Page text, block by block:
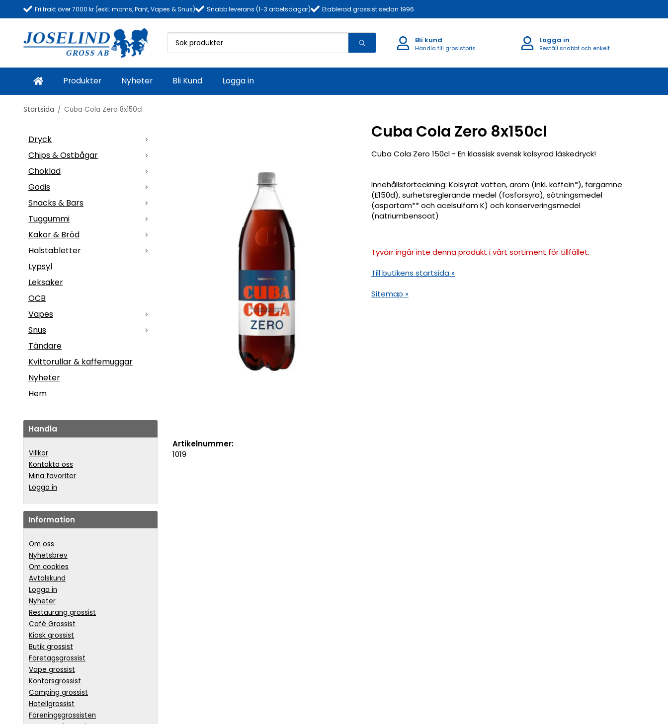
Fri frakt över 7000 kr (exkl. moms, Pant, Vapes & Snus) Snabb leverans (1-3 arbetsdagar) Etablerad grossist sedan 1996
Bli kund
Handla till grosistpris
Logga in
Beställ snabbt och enkelt
Produkter Nyheter Bli Kund Logga in
Startsida / Cuba Cola Zero 8x150cl
Dryck
Chips & Ostbågar
Choklad
Godis
Snacks & Bars
Tuggummi
Kakor & Bröd
Halstabletter
Lypsyl
Leksaker
OCB
Vapes
Snus
Tändare
Kvittorullar & kaffemuggar
Nyheter
Hem
Handla
Villkor
Kontakta oss
Mina favoriter
Logga in
Information
Om oss
Nyhetsbrev
Om cookies
Avtalskund
Logga in
Nyheter
Restaurang grossist
Café Grossist
Kiosk grossist
Butik grossist
Företagsgrossist
Vape grossist
Kontorsgrossist
Camping grossist
Hotellgrossist
Föreningsgrossisten
Cuba Cola Zero 8x150cl
Cuba Cola Zero 150cl - En klassisk svensk kolsyrad läskedryck!
Innehållsförteckning: Kolsyrat vatten, arom (inkl. koffein*), färgämne
(E150d), surhetsreglerande medel (fosforsyra), sötningsmedel
(aspartam** och acelsulfam K) och konserveringsmedel
(natriumbensoat)
Tyvärr ingår inte denna produkt i vårt sortiment för tillfället.
Till butikens startsida »
Sitemap »
Artikelnummer:
1019